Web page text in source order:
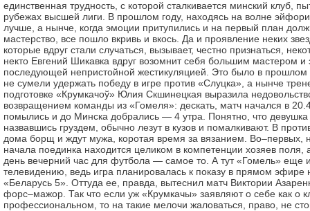
единственная трудность, с которой сталкивается минский клуб,
рубежах высшей лиги. В прошлом году, находясь на волне
лучше, а нынче, когда эмоции притупились и на первый план
мастерство, все пошло вкривь и вкось. Да и проявление неких
которые вдруг стали случаться, вызывает, честно признаться,
некто Евгений Шикавка вдруг возомнит себя большим мастером и
последующей непристойной жестикуляцией. Это было в прошлом
не сумели удержать победу в игре против «Слуцка», а нынче
подготовке «Крумкачоў» Юлия Скшинецкая выразила
возвращением команды из «Гомеля»: дескать, матч начался в
помылись и до Минска добрались — 4 утра. Понятно, что девушка
назвавшись груздем, обычно лезут в кузов и помалкивают. В
дома борщ и ждут мужа, коротая время за вязанием. Во–первых,
начала поединка находится целиком в компетенции хозяев поля,
день вечерний час для футбола — самое то. А тут «Гомель» еще
телевидению, ведь игра планировалась к показу в прямом эфире
«Беларусь 5». Оттуда ее, правда, вытеснил матч Виктории
форс–мажор. Так что если уж «Крумкачы» заявляют о себе как о
профессиональном, то на такие мелочи жаловаться, право, не